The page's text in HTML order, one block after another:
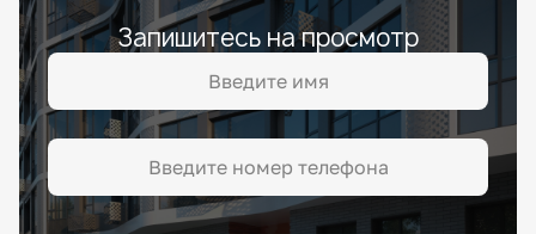
Запишитесь на просмотр